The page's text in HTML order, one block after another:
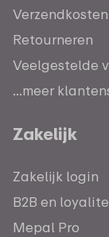
Retourneren
Veelgestelde
...meer
Zakelijk
Zakelijk login
B2B en
Mepal Pro